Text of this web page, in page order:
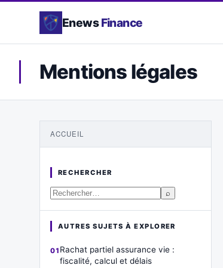
Enews Finance
Mentions légales
ACCUEIL
RECHERCHER
⌕
AUTRES SUJETS À EXPLORER
Rachat partiel assurance vie :
fiscalité, calcul et délais